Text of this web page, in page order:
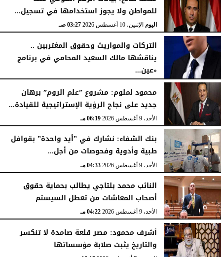
للمواطن ولا يجوز استخدامها في تسجيل...
اليومالإثنين، 10 أغسطس 2026 03:27 صـ
التركات والمواريث وحقوق المغتربين ..
يناقشها مالك السعيد المحامي في برنامج
«عين...
الأحد، 9 أغسطس 2026 10:53 مـ
محمود لملوم: مشروع ”علم الروم” برهان
جديد على نجاح الرؤية الإستراتيجية للقيادة...
الأحد، 9 أغسطس 2026 06:19 مـ
بنك الشفاء: نشارك في ”أيد واحدة” بقوافل
طبية وأدوية وفحوصات من أجل...
الأحد، 9 أغسطس 2026 04:33 مـ
النائب محمد بلتاجي يطالب بحماية حقوق
أصحاب المعاشات من تعطل السيستم
الأحد، 9 أغسطس 2026 04:22 مـ
أشرف محمود: مصر قلعة صامدة لا تنكسر
والتاريخ يثبت صلابة مؤسساتها